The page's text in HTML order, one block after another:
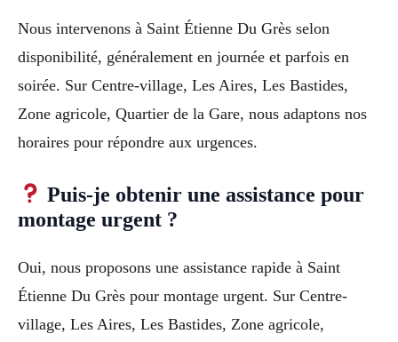
Nous intervenons à Saint Étienne Du Grès selon
disponibilité, généralement en journée et parfois en
soirée. Sur Centre-village, Les Aires, Les Bastides,
Zone agricole, Quartier de la Gare, nous adaptons nos
horaires pour répondre aux urgences.
Puis-je obtenir une assistance pour
montage urgent ?
Oui, nous proposons une assistance rapide à Saint
Étienne Du Grès pour montage urgent. Sur Centre-
village, Les Aires, Les Bastides, Zone agricole,